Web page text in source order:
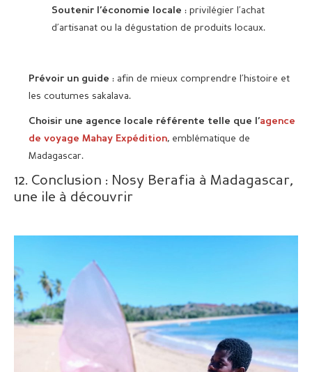
Soutenir l’économie locale : privilégier l’achat
d’artisanat ou la dégustation de produits locaux.
Prévoir un guide : afin de mieux comprendre l’histoire et
les coutumes sakalava.
Choisir une agence locale référente telle que l’agence
de voyage Mahay Expédition, emblématique de
Madagascar.
12. Conclusion : Nosy Berafia à Madagascar,
une ile à découvrir